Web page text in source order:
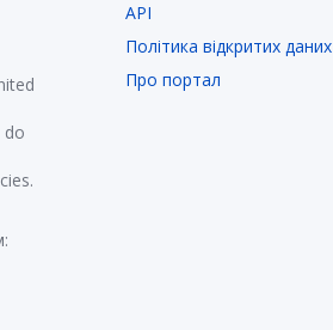
do
API
Політика відкритих даних
Про портал